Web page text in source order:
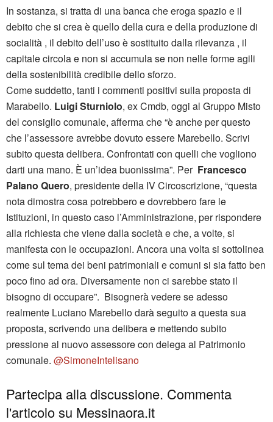
In sostanza, si tratta di una banca che eroga spazio e il
debito che si crea è quello della cura e della produzione di
socialità , il debito dell’uso è sostituito dalla rilevanza , il
capitale circola e non si accumula se non nelle forme agili
della sostenibilità credibile dello sforzo.
Come suddetto, tanti i commenti positivi sulla proposta di
Marabello. Luigi Sturniolo, ex Cmdb, oggi al Gruppo Misto
del consiglio comunale, afferma che “è anche per questo
che l’assessore avrebbe dovuto essere Marebello. Scrivi
subito questa delibera. Confrontati con quelli che vogliono
darti una mano. È un’idea buonissima”. Per Francesco
Palano Quero, presidente della IV Circoscrizione, “questa
nota dimostra cosa potrebbero e dovrebbero fare le
Istituzioni, in questo caso l’Amministrazione, per rispondere
alla richiesta che viene dalla società e che, a volte, si
manifesta con le occupazioni. Ancora una volta si sottolinea
come sul tema dei beni patrimoniali e comuni si sia fatto ben
poco fino ad ora. Diversamente non ci sarebbe stato il
bisogno di occupare”. Bisognerà vedere se adesso
realmente Luciano Marebello darà seguito a questa sua
proposta, scrivendo una delibera e mettendo subito
pressione al nuovo assessore con delega al Patrimonio
comunale. @SimoneIntelisano
Partecipa alla discussione. Commenta
l'articolo su Messinaora.it